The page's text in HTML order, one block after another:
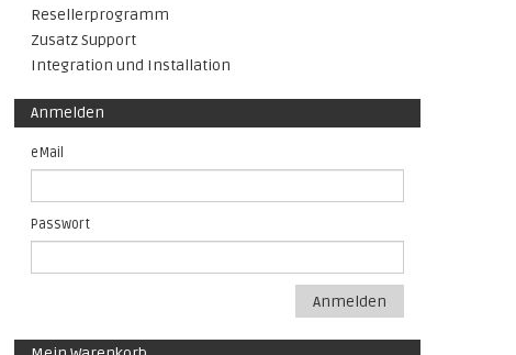
Resellerprogramm
Zusatz Support
Integration und Installation
Anmelden
eMail
Passwort
Anmelden